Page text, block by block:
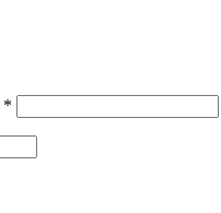
*